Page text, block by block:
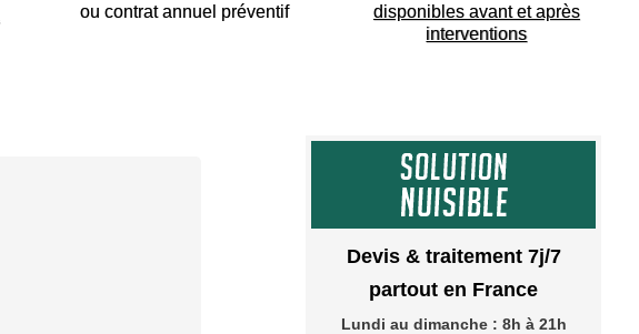
ou contrat annuel préventif
disponibles avant et après
interventions
Devis & traitement 7j/7
partout en France
Lundi au dimanche : 8h à 21h